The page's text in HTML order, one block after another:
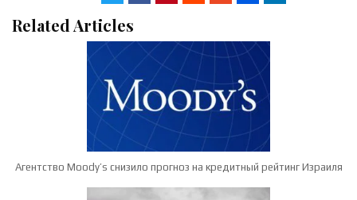
Related Articles
Агентство Moody’s снизило прогноз на кредитный рейтинг Израиля